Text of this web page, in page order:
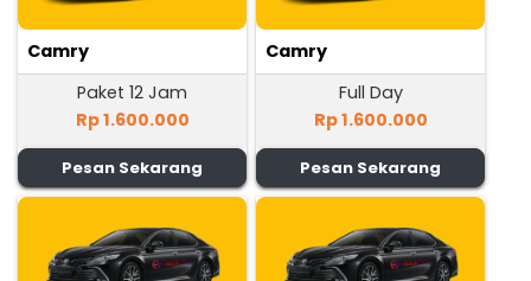
Camry
Paket 12 Jam
Rp 1.600.000
Pesan Sekarang
Camry
Full Day
Rp 1.600.000
Pesan Sekarang